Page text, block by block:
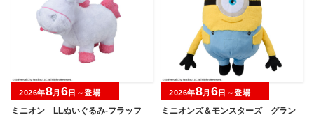
ミニオン LLぬいぐるみ‐フラッフ
2026年8月 6日～登場
ミニオンズ＆モンスターズ グラン
2026年8月 6日～登場